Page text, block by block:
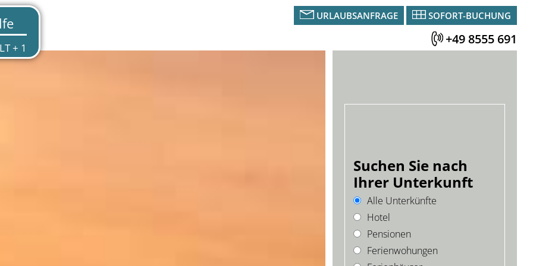
URLAUBSANFRAGE SOFORT-BUCHUNG
+49 8555 691
Suchen Sie nach
Ihrer Unterkunft
Alle Unterkünfte
Hotel
Pensionen
Ferienwohungen